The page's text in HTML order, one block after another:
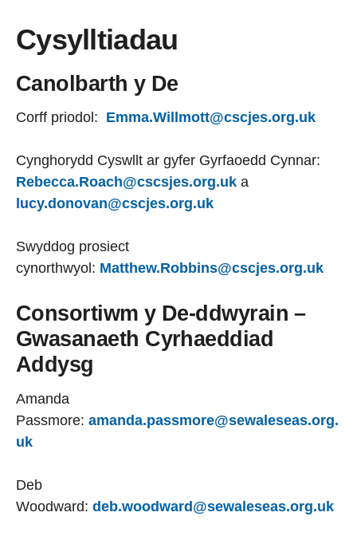
Cysylltiadau
Canolbarth y De
Corff priodol: Emma.Willmott@cscjes.org.uk
Cynghorydd Cyswllt ar gyfer Gyrfaoedd Cynnar:
Rebecca.Roach@cscsjes.org.uk a
lucy.donovan@cscjes.org.uk
Swyddog prosiect
cynorthwyol: Matthew.Robbins@cscjes.org.uk
Consortiwm y De-ddwyrain –
Gwasanaeth Cyrhaeddiad
Addysg
Amanda
Passmore: amanda.passmore@sewaleseas.org.
uk
Deb
Woodward: deb.woodward@sewaleseas.org.uk